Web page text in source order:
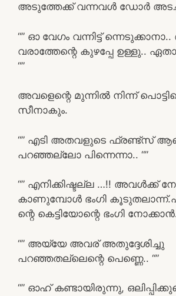
അടുത്തേക്ക് വന്നവൾ ഡോർ അടച്ചു
“” ഓ വേഗം വന്നിട്ട്
വരാത്തേന്റെ കുഴപ്പേ ഉള്ളു..
“”
അവളെന്റെ മുന്നിൽ നിന്ന്
സീനാകും.
“” എടി അതവളുടെ ഫ്രണ്ട്‌സ്
പറഞ്ഞല്ലോ പിന്നെന്നാ.. “”
“” എനിക്കിഷ്ടല്ല …!! അവൾക്ക്
കാണുമ്പോൾ ഭംഗി
ന്റെ കെട്ടിയോന്റെ ഭംഗി
“” അയ്യേ അവര് അതുദ്ദേശിച്ചു
പറഞ്ഞതല്ലെന്റെ പെണ്ണെ.. “”
“” ഓഹ് കണ്ടായിരുന്നു,